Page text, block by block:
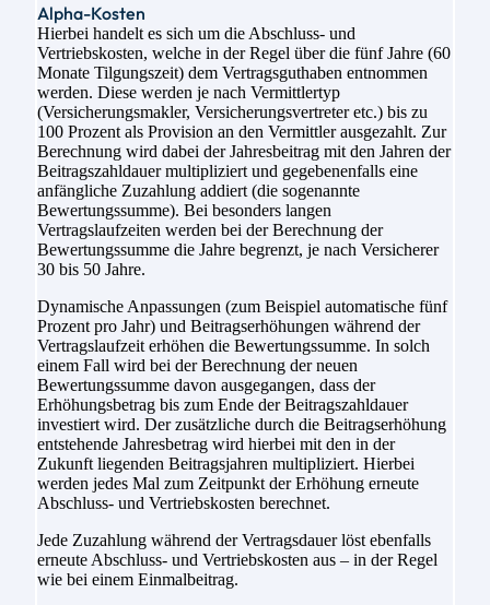
Alpha-Kosten
Hierbei handelt es sich um die Abschluss- und
Vertriebskosten, welche in der Regel über die fünf Jahre (60
Monate Tilgungszeit) dem Vertragsguthaben entnommen
werden. Diese werden je nach Vermittlertyp
(Versicherungsmakler, Versicherungsvertreter etc.) bis zu
100 Prozent als Provision an den Vermittler ausgezahlt. Zur
Berechnung wird dabei der Jahresbeitrag mit den Jahren der
Beitragszahldauer multipliziert und gegebenenfalls eine
anfängliche Zuzahlung addiert (die sogenannte
Bewertungssumme). Bei besonders langen
Vertragslaufzeiten werden bei der Berechnung der
Bewertungssumme die Jahre begrenzt, je nach Versicherer
30 bis 50 Jahre.
Dynamische Anpassungen (zum Beispiel automatische fünf
Prozent pro Jahr) und Beitragserhöhungen während der
Vertragslaufzeit erhöhen die Bewertungssumme. In solch
einem Fall wird bei der Berechnung der neuen
Bewertungssumme davon ausgegangen, dass der
Erhöhungsbetrag bis zum Ende der Beitragszahldauer
investiert wird. Der zusätzliche durch die Beitragserhöhung
entstehende Jahresbetrag wird hierbei mit den in der
Zukunft liegenden Beitragsjahren multipliziert. Hierbei
werden jedes Mal zum Zeitpunkt der Erhöhung erneute
Abschluss- und Vertriebskosten berechnet.
Jede Zuzahlung während der Vertragsdauer löst ebenfalls
erneute Abschluss- und Vertriebskosten aus – in der Regel
wie bei einem Einmalbeitrag.